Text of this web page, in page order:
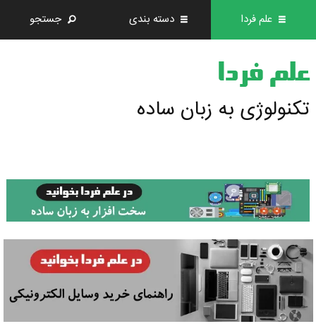
علم فردا دسته بندی جستجو
علم فردا
تکنولوژی به زبان ساده